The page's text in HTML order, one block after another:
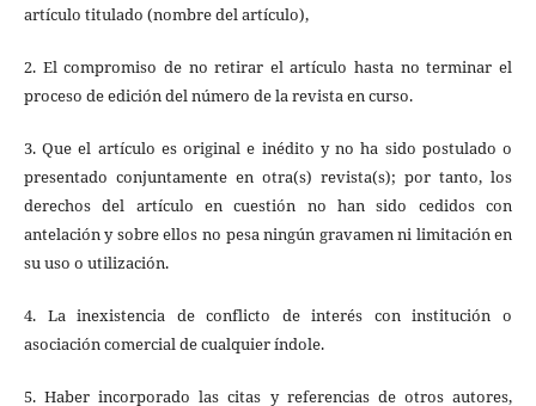
artículo titulado (nombre del artículo),
2. El compromiso de no retirar el artículo hasta no terminar el
proceso de edición del número de la revista en curso.
3. Que el artículo es original e inédito y no ha sido postulado o
presentado conjuntamente en otra(s) revista(s); por tanto, los
derechos del artículo en cuestión no han sido cedidos con
antelación y sobre ellos no pesa ningún gravamen ni limitación en
su uso o utilización.
4. La inexistencia de conflicto de interés con institución o
asociación comercial de cualquier índole.
5. Haber incorporado las citas y referencias de otros autores,